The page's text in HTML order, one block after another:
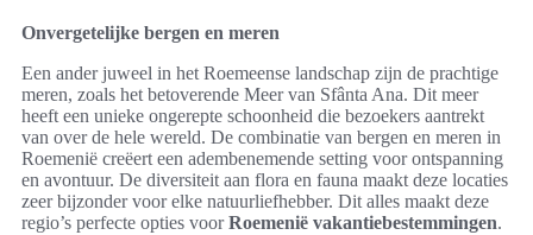
Onvergetelijke bergen en meren
Een ander juweel in het Roemeense landschap zijn de prachtige
meren, zoals het betoverende Meer van Sfânta Ana. Dit meer
heeft een unieke ongerepte schoonheid die bezoekers aantrekt
van over de hele wereld. De combinatie van bergen en meren in
Roemenië creëert een adembenemende setting voor ontspanning
en avontuur. De diversiteit aan flora en fauna maakt deze locaties
zeer bijzonder voor elke natuurliefhebber. Dit alles maakt deze
regio’s perfecte opties voorRoemenië vakantiebestemmingen.